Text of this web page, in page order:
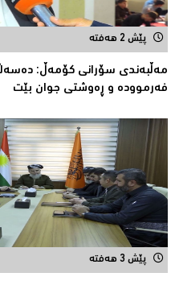
پێش 2 هەفتە
مەڵبەندى سۆرانى کۆمەڵ:
فەرموودە و ڕەوشتى جوان بێت
پێش 3 هەفتە